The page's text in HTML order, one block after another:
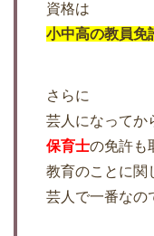
資格は
小中高の教員免
さらに
芸人になってか
保育士の免許も
教育のことに関
芸人で一番なの